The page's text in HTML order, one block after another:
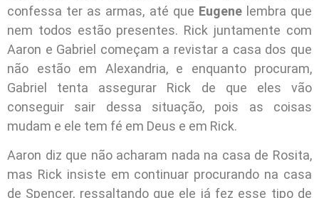
confessa ter as armas, até que Eugenelembra que
nem todos estão presentes. Rick juntamente com
Aaron e Gabriel começam a revistar a casa dos que
não estão em Alexandria, e enquanto procuram,
Gabriel tenta assegurar Rick de que eles vão
conseguir sair dessa situação, pois as coisas
mudam e ele tem fé em Deus e em Rick.
Aaron diz que não acharam nada na casa de Rosita,
mas Rick insiste em continuar procurando na casa
de Spencer, ressaltando que ele já fez esse tipo de